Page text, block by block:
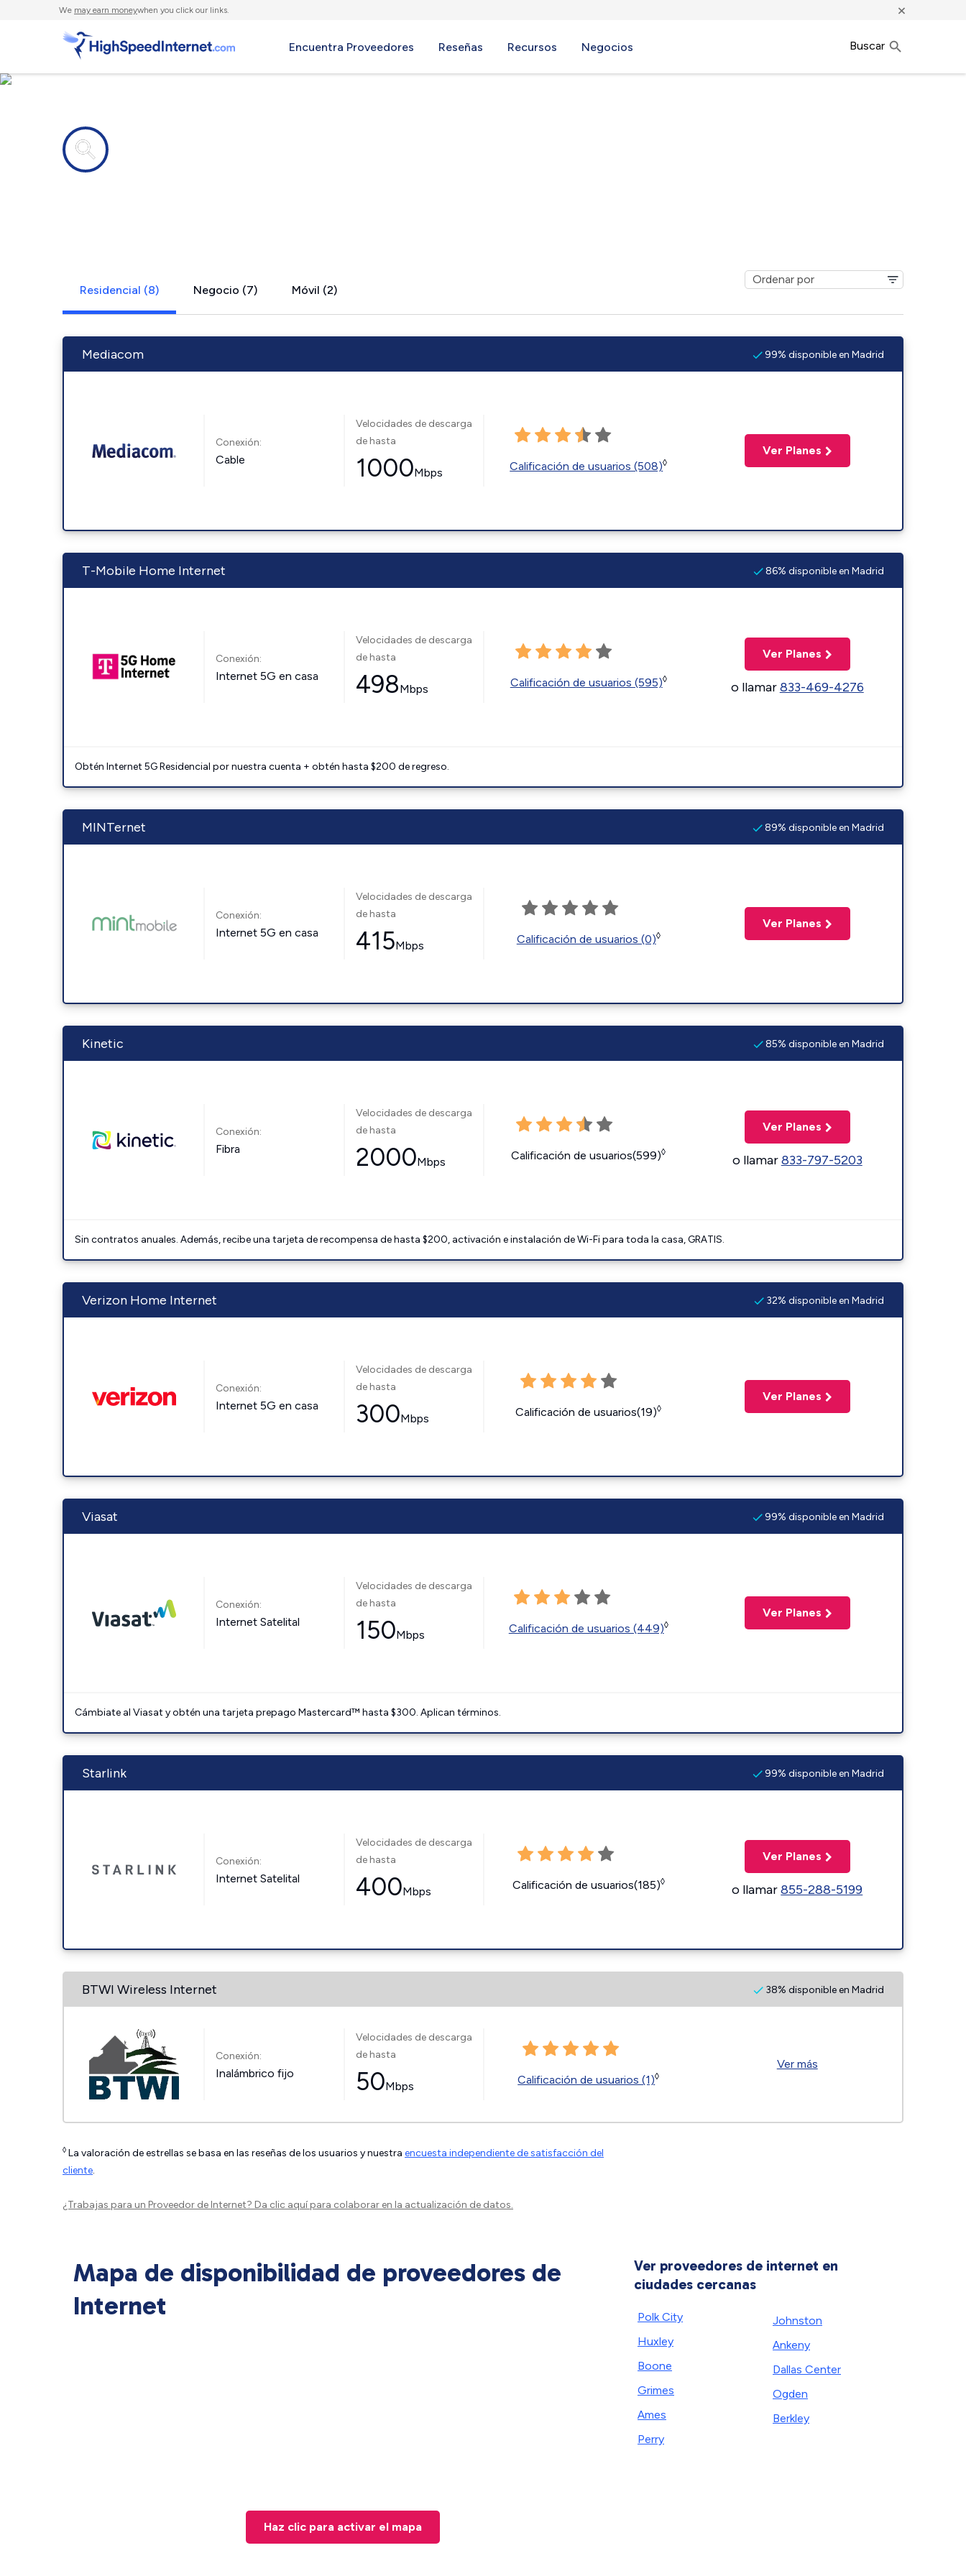
We may earn moneywhen you click our links. ×
Encuentra Proveedores Reseñas Recursos Negocios Buscar
Residencial (8) Negocio (7) Móvil (2)
Mediacom 99% disponible en Madrid
Conexión:
Cable
Velocidades de descarga
de hasta
1000Mbps Calificación de usuarios (508)◊
Ver Planes
T-Mobile Home Internet 86% disponible en Madrid
Conexión:
Internet 5G en casa
Velocidades de descarga
de hasta
498Mbps Calificación de usuarios (595)◊
Ver Planes
o llamar833-469-4276
Obtén Internet 5G Residencial por nuestra cuenta + obtén hasta $200 de regreso.
MINTernet 89% disponible en Madrid
Conexión:
Internet 5G en casa
Velocidades de descarga
de hasta
415Mbps Calificación de usuarios (0)◊
Ver Planes
Kinetic 85% disponible en Madrid
Conexión:
Fibra
Velocidades de descarga
de hasta
2000Mbps Calificación de usuarios(599)◊
Ver Planes
o llamar833-797-5203
Sin contratos anuales. Además, recibe una tarjeta de recompensa de hasta $200, activación e instalación de Wi-Fi para toda la casa, GRATIS.
Verizon Home Internet 32% disponible en Madrid
Conexión:
Internet 5G en casa
Velocidades de descarga
de hasta
300Mbps Calificación de usuarios(19)◊
Ver Planes
Viasat 99% disponible en Madrid
Conexión:
Internet Satelital
Velocidades de descarga
de hasta
150Mbps Calificación de usuarios (449)◊
Ver Planes
Cámbiate al Viasat y obtén una tarjeta prepago Mastercard™ hasta $300. Aplican términos.
Starlink 99% disponible en Madrid
Conexión:
Internet Satelital
Velocidades de descarga
de hasta
400Mbps Calificación de usuarios(185)◊
Ver Planes
o llamar855-288-5199
BTWI Wireless Internet 38% disponible en Madrid
Conexión:
Inalámbrico fijo
Velocidades de descarga
de hasta
50Mbps Calificación de usuarios (1)◊
Ver más
◊ La valoración de estrellas se basa en las reseñas de los usuarios y nuestra encuesta independiente de satisfacción del
cliente.
¿Trabajas para un Proveedor de Internet? Da clic aquípara colaborar en la actualización de datos.
Mapa de disponibilidad de proveedores de
Internet
Haz clic para activar el mapa
Ver proveedores de internet en
ciudades cercanas
Polk City
Huxley
Boone
Grimes
Ames
Perry
Johnston
Ankeny
Dallas Center
Ogden
Berkley